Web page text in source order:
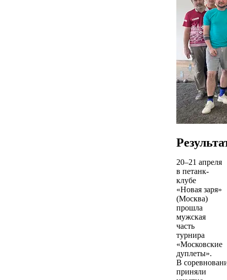
20–21 апреля
в петанк-
клубе
«Новая заря»
(Москва)
прошла
мужская
часть
турнира
«Московские
дуплеты».
В
приняли